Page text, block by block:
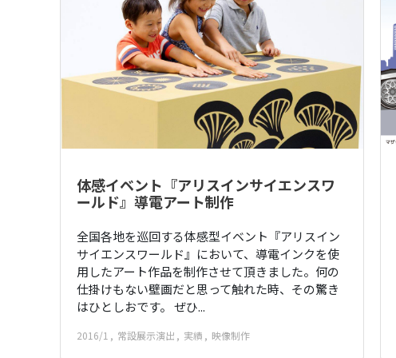
体感イベント『アリスインサイエンスワ
ールド』導電アート制作
全国各地を巡回する体感型イベント『アリスイン
サイエンスワールド』において、導電インクを使
用したアート作品を制作させて頂きました。何の
仕掛けもない壁画だと思って触れた時、その驚き
はひとしおです。 ぜひ...
2016/1 常設展示演出 実績 映像制作